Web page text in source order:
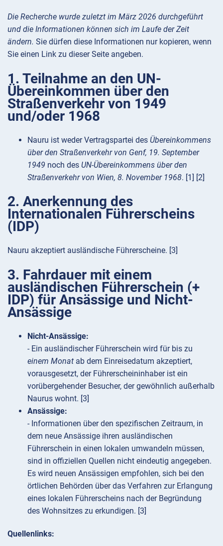
Die Recherche wurde zuletzt im März 2026 durchgeführt
und die Informationen können sich im Laufe der Zeit
ändern. Sie dürfen diese Informationen nur kopieren, wenn
Sie einen Link zu dieser Seite angeben.
1. Teilnahme an den UN-
Übereinkommen über den
Straßenverkehr von 1949
und/oder 1968
Nauru ist weder Vertragspartei des Übereinkommens
über den Straßenverkehr von Genf, 19. September
1949 noch des UN-Übereinkommens über den
Straßenverkehr von Wien, 8. November 1968. [1] [2]
2. Anerkennung des
Internationalen Führerscheins
(IDP)
Nauru akzeptiert ausländische Führerscheine. [3]
3. Fahrdauer mit einem
ausländischen Führerschein (+
IDP) für Ansässige und Nicht-
Ansässige
Nicht-Ansässige:
- Ein ausländischer Führerschein wird für bis zu
einem Monat ab dem Einreisedatum akzeptiert,
vorausgesetzt, der Führerscheininhaber ist ein
vorübergehender Besucher, der gewöhnlich außerhalb
Naurus wohnt. [3]
Ansässige:
- Informationen über den spezifischen Zeitraum, in
dem neue Ansässige ihren ausländischen
Führerschein in einen lokalen umwandeln müssen,
sind in offiziellen Quellen nicht eindeutig angegeben.
Es wird neuen Ansässigen empfohlen, sich bei den
örtlichen Behörden über das Verfahren zur Erlangung
eines lokalen Führerscheins nach der Begründung
des Wohnsitzes zu erkundigen. [3]
Quellenlinks: